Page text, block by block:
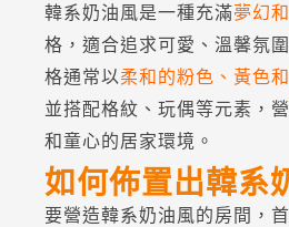
韓系奶油風是一種充滿夢幻
格，適合追求可愛、溫馨氛
格通常以柔和的粉色、黃色
並搭配格紋、玩偶等元素，
和童心的居家環境。
如何佈置出韓系
要營造韓系奶油風的房間，